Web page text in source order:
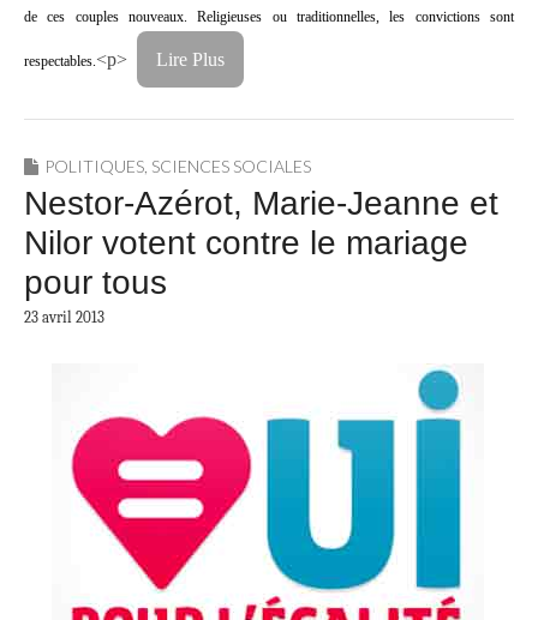
de ces couples nouveaux. Religieuses ou traditionnelles, les convictions sont
respectables. <p> Lire Plus
POLITIQUES SCIENCES SOCIALES
Nestor-Azérot, Marie-Jeanne et
Nilor votent contre le mariage
pour tous
23 avril 2013